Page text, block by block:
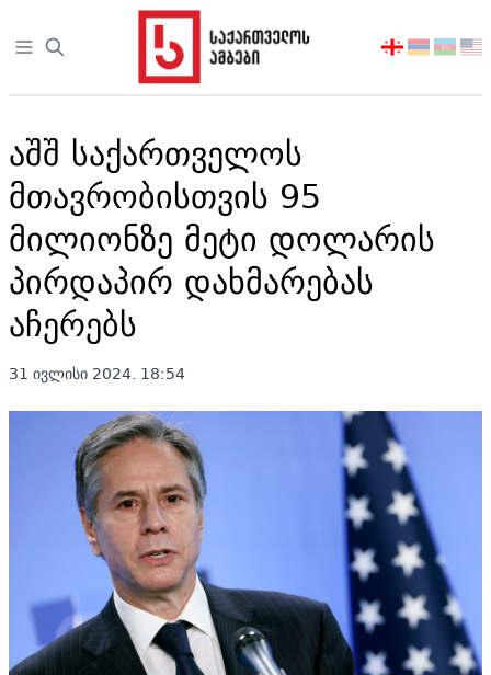
Open sidebar
აირჩიეთ
აშშ საქართველოს
მთავრობისთვის 95
მილიონზე მეტი დოლარის
პირდაპირ დახმარებას
აჩერებს
31 ივლისი 2024. 18:54